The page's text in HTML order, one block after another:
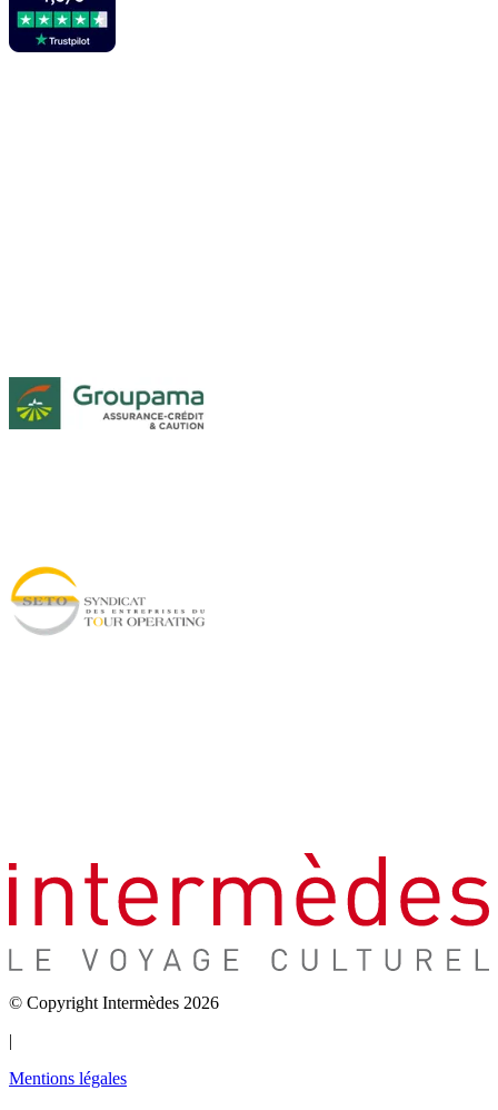
© Copyright Intermèdes 2026
|
Mentions légales